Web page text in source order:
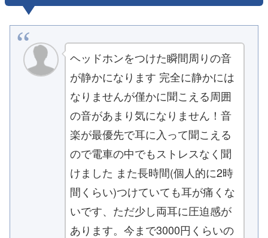
ヘッドホンをつけた瞬間周りの音
が静かになります 完全に静かには
なりませんが僅かに聞こえる周囲
の音があまり気になりません！音
楽が最優先で耳に入って聞こえる
ので電車の中でもストレスなく聞
けました また長時間(個人的に2時
間くらい)つけていても耳が痛くな
いです、ただ少し両耳に圧迫感が
あります。今まで3000円くらいの